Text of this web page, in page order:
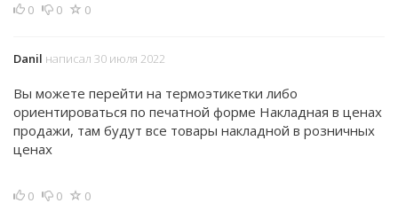
0 0 0
Danil написал 30 июля 2022
Вы можете перейти на термоэтикетки либо
ориентироваться по печатной форме Накладная в ценах
продажи, там будут все товары накладной в розничных
ценах
0 0 0